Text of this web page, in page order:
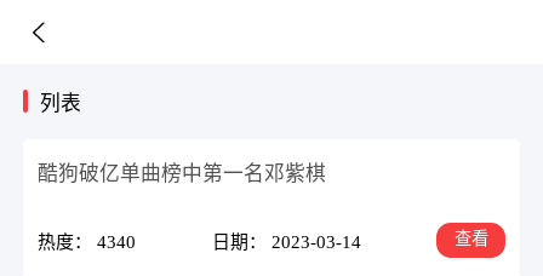
列表
酷狗破亿单曲榜中第一名邓紫棋
热度： 4340 日期： 2023-03-14 查看